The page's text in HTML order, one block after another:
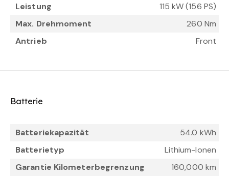
Leistung
115 kW (156 PS)
Max. Drehmoment
260 Nm
Antrieb
Front
Batterie
Batteriekapazität
54.0 kWh
Batterietyp
Lithium-Ionen
Garantie Kilometerbegrenzung
160,000 km